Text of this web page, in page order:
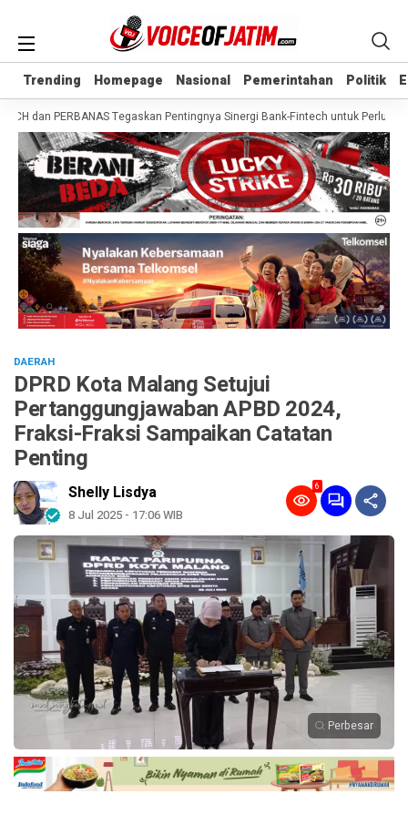
Trending Homepage Nasional Pemerintahan Politik
Trending Homepage Nasional Pemerintahan Politik
dan PERBANAS Tegaskan Pentingnya Sinergi Bank-Fintech untuk Perluas
DAERAH
DPRD Kota Malang Setujui
Pertanggungjawaban APBD 2024,
Fraksi-Fraksi Sampaikan Catatan
Penting
Shelly Lisdya
8 Jul 2025 - 17:06 WIB
6
Perbesar